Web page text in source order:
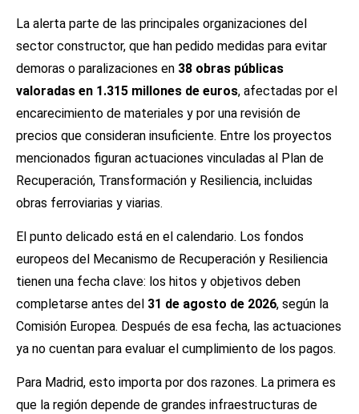
La alerta parte de las principales organizaciones del
sector constructor, que han pedido medidas para evitar
demoras o paralizaciones en 38 obras públicas
valoradas en 1.315 millones de euros, afectadas por el
encarecimiento de materiales y por una revisión de
precios que consideran insuficiente. Entre los proyectos
mencionados figuran actuaciones vinculadas al Plan de
Recuperación, Transformación y Resiliencia, incluidas
obras ferroviarias y viarias.
El punto delicado está en el calendario. Los fondos
europeos del Mecanismo de Recuperación y Resiliencia
tienen una fecha clave: los hitos y objetivos deben
completarse antes del 31 de agosto de 2026, según la
Comisión Europea. Después de esa fecha, las actuaciones
ya no cuentan para evaluar el cumplimiento de los pagos.
Para Madrid, esto importa por dos razones. La primera es
que la región depende de grandes infraestructuras de